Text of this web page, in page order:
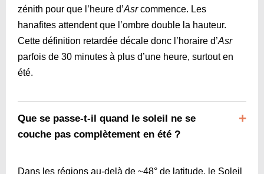
zénith pour que l’heure d’Asrcommence. Les
hanafites attendent que l’ombre double la hauteur.
Cette définition retardée décale donc l’horaire d’Asr
parfois de 30 minutes à plus d’une heure, surtout en
été.
Que se passe-t-il quand le soleil ne se
couche pas complètement en été ?
Dans les régions au-delà de ~48° de latitude, le Soleil